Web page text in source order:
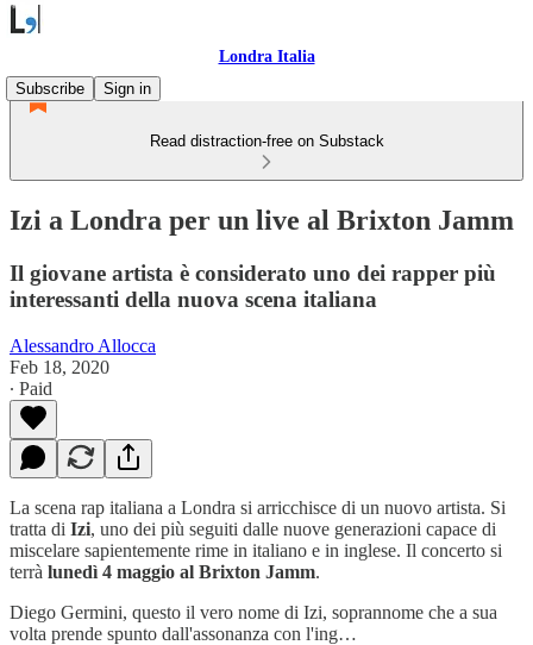
Londra Italia
Subscribe
Sign in
Read distraction-free on Substack
Izi a Londra per un live al Brixton Jamm
Il giovane artista è considerato uno dei rapper più
interessanti della nuova scena italiana
Alessandro Allocca
Feb 18, 2020
∙ Paid
La scena rap italiana a Londra si arricchisce di un nuovo artista. Si
tratta di Izi, uno dei più seguiti dalle nuove generazioni capace di
miscelare sapientemente rime in italiano e in inglese. Il concerto si
terrà lunedì 4 maggio al Brixton Jamm.
Diego Germini, questo il vero nome di Izi, soprannome che a sua
volta prende spunto dall'assonanza con l'ing…